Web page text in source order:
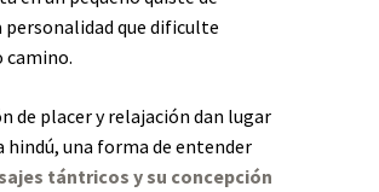
personalidad que dificulte
camino.
de placer y relajación dan lugar
una forma de entender
tántricos y su concepción